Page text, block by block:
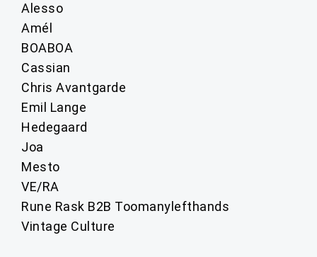
Alesso
Amél
BOABOA
Cassian
Chris Avantgarde
Emil Lange
Hedegaard
Joa
Mesto
VE/RA
Rune Rask B2B Toomanylefthands
Vintage Culture